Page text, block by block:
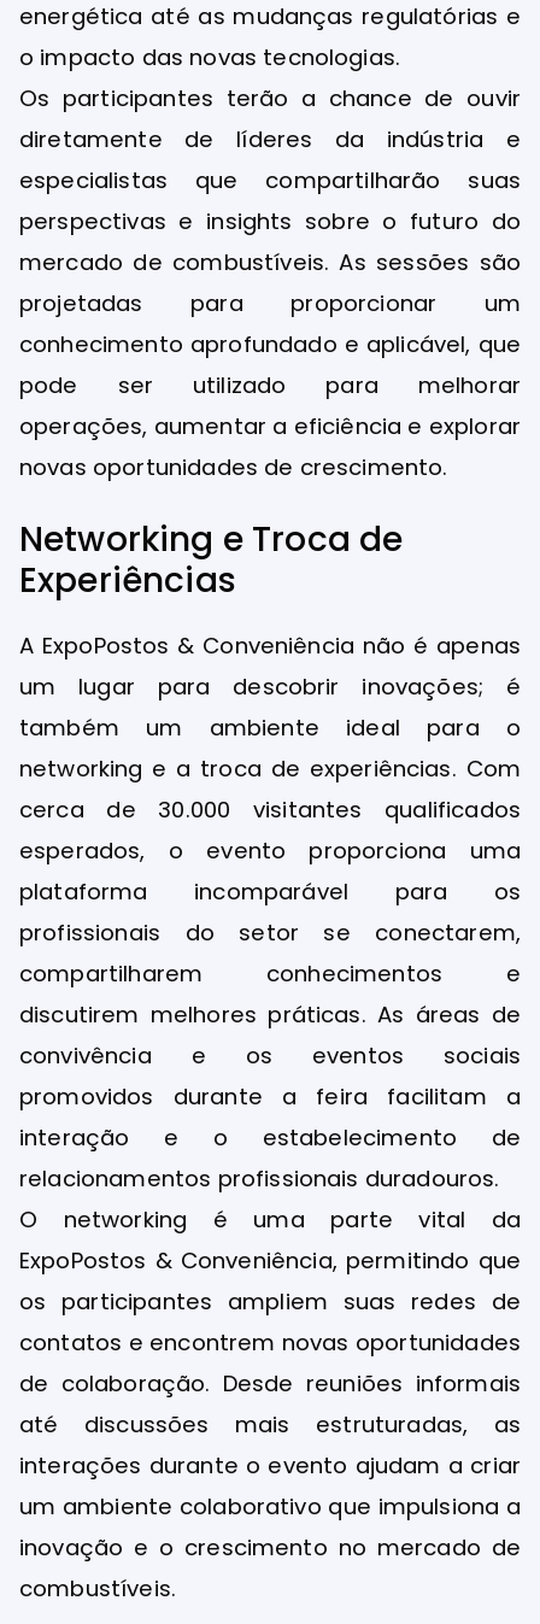
energética até as mudanças regulatórias e
o impacto das novas tecnologias.
Os participantes terão a chance de ouvir
diretamente de líderes da indústria e
especialistas que compartilharão suas
perspectivas e insights sobre o futuro do
mercado de combustíveis. As sessões são
projetadas para proporcionar um
conhecimento aprofundado e aplicável, que
pode ser utilizado para melhorar
operações, aumentar a eficiência e explorar
novas oportunidades de crescimento.
Networking e Troca de
Experiências
A ExpoPostos & Conveniência não é apenas
um lugar para descobrir inovações; é
também um ambiente ideal para o
networking e a troca de experiências. Com
cerca de 30.000 visitantes qualificados
esperados, o evento proporciona uma
plataforma incomparável para os
profissionais do setor se conectarem,
compartilharem conhecimentos e
discutirem melhores práticas. As áreas de
convivência e os eventos sociais
promovidos durante a feira facilitam a
interação e o estabelecimento de
relacionamentos profissionais duradouros.
O networking é uma parte vital da
ExpoPostos & Conveniência, permitindo que
os participantes ampliem suas redes de
contatos e encontrem novas oportunidades
de colaboração. Desde reuniões informais
até discussões mais estruturadas, as
interações durante o evento ajudam a criar
um ambiente colaborativo que impulsiona a
inovação e o crescimento no mercado de
combustíveis.